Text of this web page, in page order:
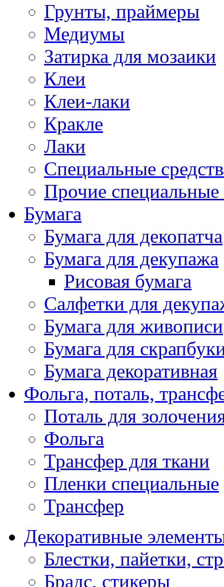
Грунты, праймеры
Медиумы
Затирка для мозаики
Клеи
Клеи-лаки
Кракле
Лаки
Специальные
Прочие специальные
Бумага
Бумага для декопатча
Бумага для декупажа
Рисовая бумага
Салфетки для
Бумага для живописи
Бумага для
Бумага декоративная
Фольга, поталь,
Поталь для
Фольга
Трансфер для ткани
Пленки специальные
Трансфер
Декоративные
Блестки, пайетки,
Брадс, стикеры